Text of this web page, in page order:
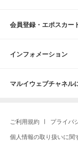
会員登録・エポスカー
インフォメーション
マルイウェブチャネル
ご利用規約 プライバ
個人情報の取り扱いに関